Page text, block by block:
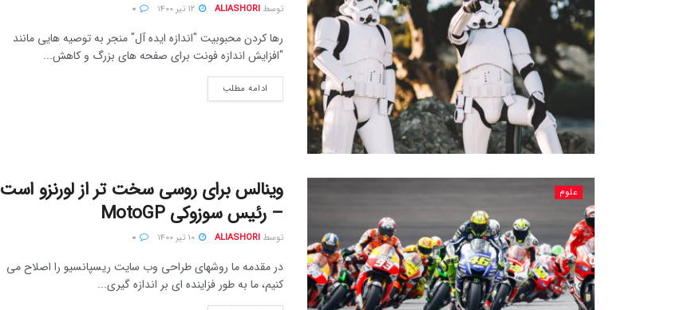
توسط ALIASHORI
رها کردن محبوبیت "اندازه ایده آل" منجر به توصیه هایی مانند
"افزایش اندازه فونت برای صفحه های بزرگ و کاهش...
ادامه مطلب
علوم
وینالس برای روسی سخت تر از لورنزو است
– رئیس سوزوکی MotoGP
توسط ALIASHORI
در مقدمه ما روشهای طراحی وب سایت ریسپانسیو را اصلاح می
کنیم، ما به طور فزاینده ای بر اندازه گیری...